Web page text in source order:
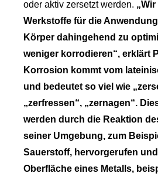
oder aktiv zersetzt werden.
Werkstoffe für die
Körper dahingehend zu
weniger korrodieren“, erklärt
Korrosion kommt vom
und bedeutet so viel wie
„zerfressen“, „zernagen“.
werden durch die Reaktion
seiner Umgebung, zum
Sauerstoff, hervorgerufen
Oberfläche eines Metalls,